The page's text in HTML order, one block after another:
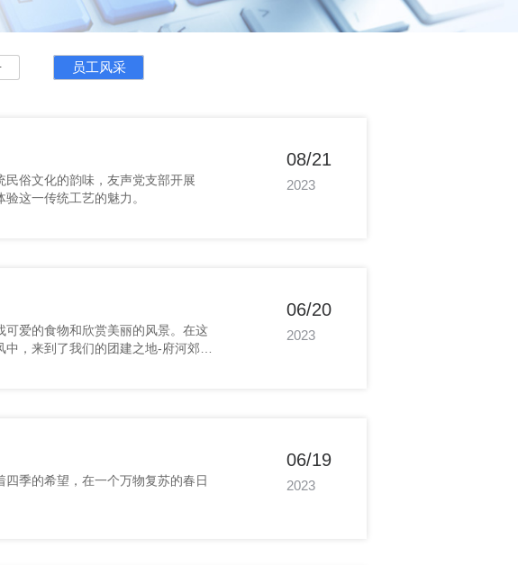
员工风采
这一传统工艺的魅力。
08/21
2023
06/20
2023
06/19
2023